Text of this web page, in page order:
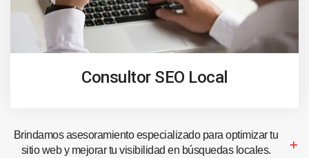
Consultor SEO Local
Brindamos asesoramiento especializado para optimizar tu
sitio web y mejorar tu visibilidad en búsquedas locales.